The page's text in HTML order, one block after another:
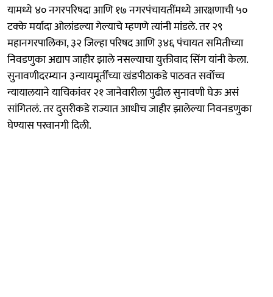
यामध्ये ४० नगरपरिषदा आणि १७ नगरपंचायतींमध्ये आरक्षणाची ५०
टक्के मर्यादा ओलांडल्या गेल्याचे म्हणणे त्यांनी मांडले. तर २९
महानगरपालिका, ३२ जिल्हा परिषद आणि ३४६ पंचायत समितीच्या
निवडणुका अद्याप जाहीर झाले नसल्याचा युक्तीवाद सिंग यांनी केला.
सुनावणीदरम्यान ३न्यायमूर्तींच्या खंडपीठाकडे पाठवत सर्वोच्च
न्यायालयाने याचिकांवर २१ जानेवारीला पुढील सुनावणी घेऊ असं
सांगितलं. तर दुसरीकडे राज्यात आधीच जाहीर झालेल्या निवनडणुका
घेण्यास परवानगी दिली.